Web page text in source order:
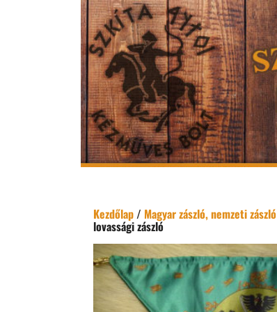
Kezdőlap/ Magyar zászló, nemzeti zászló
lovassági zászló